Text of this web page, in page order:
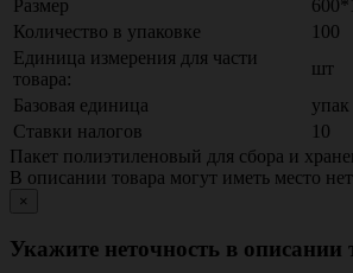
Размер
Количество в упаковке
100
Единица измерения для части
товара:
шт
Базовая единица
упак
Ставки налогов
10
Пакет полиэтиленовый для сбора и
В описании товара могут иметь место
×
Укажите неточность в описании